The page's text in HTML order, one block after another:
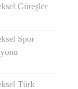
Güreşler
Spor
Türk